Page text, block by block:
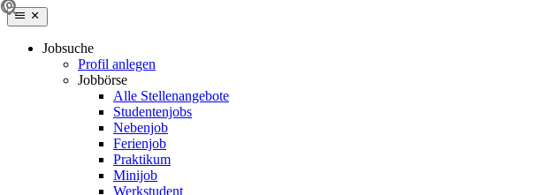
Jobsuche
Profil anlegen
Jobbörse
Alle Stellenangebote
Studentenjobs
Nebenjob
Ferienjob
Praktikum
Minijob
Werkstudent